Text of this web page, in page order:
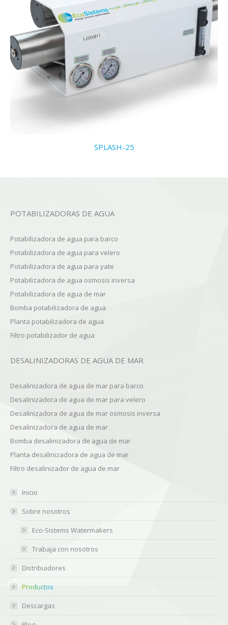
SPLASH-25
POTABILIZADORAS DE AGUA
Potabilizadora de agua para barco
Potabilizadora de agua para velero
Potabilizadora de agua para yate
Potabilizadora de agua osmosis inversa
Potabilizadora de agua de mar
Bomba potabilizadora de agua
Planta potabilizadora de agua
Filtro potabilizador de agua
DESALINIZADORAS DE AGUA DE MAR
Desalinizadora de agua de mar para barco
Desalinizadora de agua de mar para velero
Desalinizadora de agua de mar osmosis inversa
Desalinizadora de agua de mar
Bomba desalinizadora de agua de mar
Planta desalinizadora de agua de mar
Filtro desalinizador de agua de mar
Inicio
Sobre nosotros
Eco-Sistems Watermakers
Trabaja con nosotros
Distribuidores
Productos
Descargas